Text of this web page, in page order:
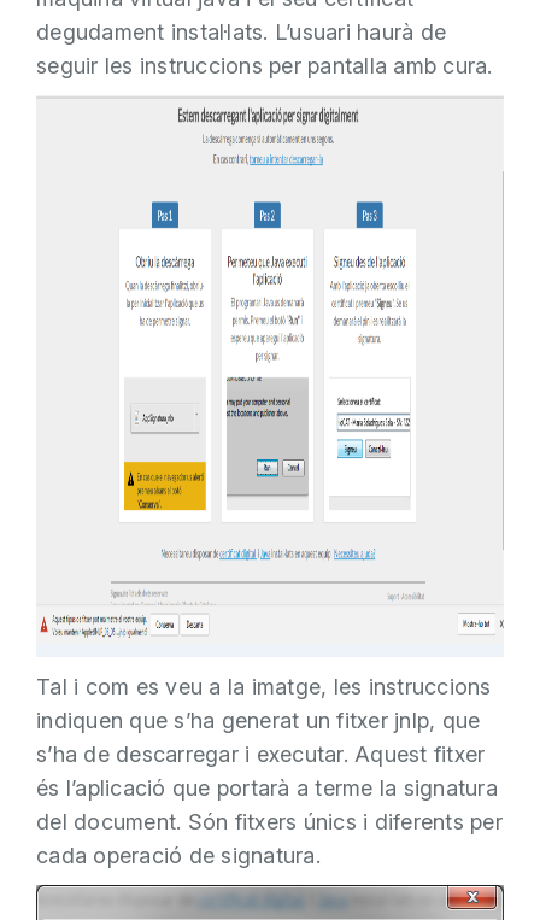
degudament instal·lats. L’usuari haurà de
seguir les instruccions per pantalla amb cura.
Tal i com es veu a la imatge, les instruccions
indiquen que s’ha generat un fitxer jnlp, que
s’ha de descarregar i executar. Aquest fitxer
és l’aplicació que portarà a terme la signatura
del document. Són fitxers únics i diferents per
cada operació de signatura.